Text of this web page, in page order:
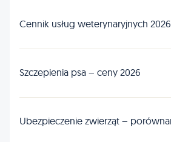
Cennik usług weterynaryjnych 2026
Szczepienia psa – ceny 2026
Ubezpieczenie zwierząt –